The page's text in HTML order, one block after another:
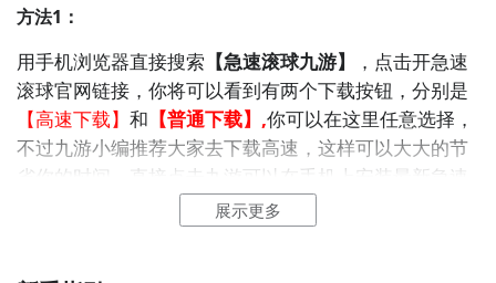
好了，小编为大家大家提供了这两种教程是下载急速滚
球大比拼最为直接方法哦，不知道大家有没有清楚的知
道呢？想要了解更多精彩内容，不妨多多关注
方法1：
用手机浏览器直接搜索 【急速滚球九游】
，点击开急速
滚球官网链接，你将可以看到有两个下载按钮，分别是
【高速下载】 和 【普通下载】,你可以在这里任意选择，
不过九游小编推荐大家去下载高速，这样可以大大的节
省你的时间，直接点击九游可以在手机上安装最新 急速
展示更多